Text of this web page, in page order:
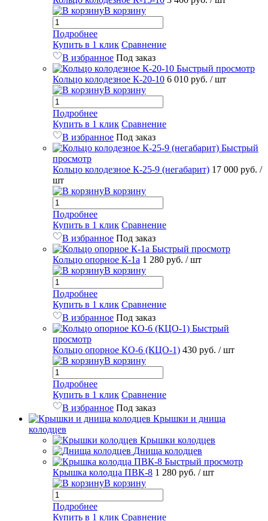
В корзину
Подробнее
Купить в 1 клик Сравнение
В избранное Под заказ
Быстрый просмотр
Кольцо колодезное К-20-10 6 010 руб. / шт
В корзину
Подробнее
Купить в 1 клик Сравнение
В избранное Под заказ
Быстрый
просмотр
Кольцо колодезное К-25-9 (негабарит) 17 000 руб. /
шт
В корзину
Подробнее
Купить в 1 клик Сравнение
В избранное Под заказ
Быстрый просмотр
Кольцо опорное К-1а 1 280 руб. / шт
В корзину
Подробнее
Купить в 1 клик Сравнение
В избранное Под заказ
Быстрый
просмотр
Кольцо опорное КО-6 (КЦО-1) 430 руб. / шт
В корзину
Подробнее
Купить в 1 клик Сравнение
В избранное Под заказ
Крышки и днища
колодцев
Крышки колодцев
Днища колодцев
Быстрый просмотр
Крышка колодца ПВК-8 1 280 руб. / шт
В корзину
Подробнее
Купить в 1 клик Сравнение